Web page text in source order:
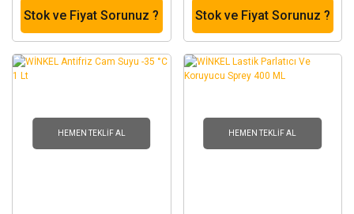
Stok ve Fiyat Sorunuz ? Stok ve Fiyat Sorunuz ?
HEMEN TEKLIF AL HEMEN TEKLIF AL